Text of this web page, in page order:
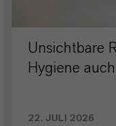
Unsichtbare
Hygiene
22. JULI 2026